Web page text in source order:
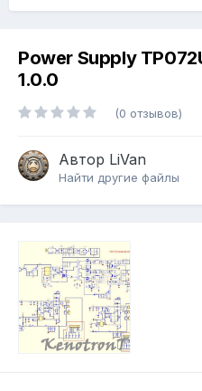
Power Supply
1.0.0
(0 отзывов)
Автор LiVan
Найти другие файлы